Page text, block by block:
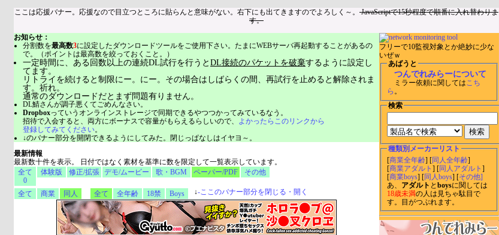
ここは応援バナー。応援なので目立つところに貼らんと意味がない。右下にも出てきますのでよろしく～。 JavaScriptで15秒程度で順番に入れ替わりま
す。
フリーで10監視対象とか絶妙に少な
いぜｗ
あばうと
つんでれみらーについて
ミラー依頼に関してはこち
ら 。
検索
種類別メーカーリスト
[商業全年齢 ] [同人全年齢]
[商業アダルト ] [同人アダルト ]
[商業boys] [同人boys ] [その他]
あ、 アダルト とboysに関しては
18歳未満の人は見ちゃ駄目で
す。目がつぶれます。
お知らせ：
分割数を最高数3に設定したダウンロードツールをご使用下さい。たまにWEBサーバ再起動することがあるの
で。（ポイントは最高数を絞っておくこと。）
一定時間に、ある回数以上の連続DL試行を行うとDL接続のパケットを破棄するように設定し
てます。
リトライを続けると制限にー。にー。その場合はしばらくの間、再試行を止めると解除されま
す。祈れ。
通常のダウンロードだとまず問題有りません。
DL鯖さんが調子悪くてごめんなさい。
Dropboxっていうオンラインストレージで同期できるやつつかってみているなう。
招待で入会すると、両方にボーナスで容量がもらえるらしいので、 よかったらこのリンクから
登録してみてください。
↓のバナー部分を開閉できるようにしてみた。閉じっぱなしはイヤヨ～。
最新情報
最新数十件を表示。 日付ではなく素材を基準に数を限定して一覧表示しています。
全て
0
体験版 修正/拡張 デモ/ムービー 歌・BGM ペーパー/PDF その他
全て 商業 同人 全て 全年齢 18禁 Boys ↓-ここのバナー部分を閉じる・開く